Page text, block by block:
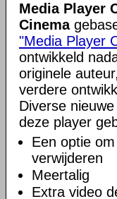
Media Player
Cinema
"Media Player
ontwikkeld
originele
verdere
Diverse
deze player
Een optie om
verwijderen
Meertalig
Extra video